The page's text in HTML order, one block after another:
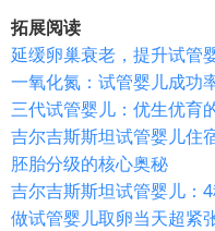
拓展阅读
延缓卵巢衰老，提升试管
一氧化氮：试管婴儿成功
三代试管婴儿：优生优育
吉尔吉斯斯坦试管婴儿住
胚胎分级的核心奥秘
吉尔吉斯斯坦试管婴儿：
做试管婴儿取卵当天超紧